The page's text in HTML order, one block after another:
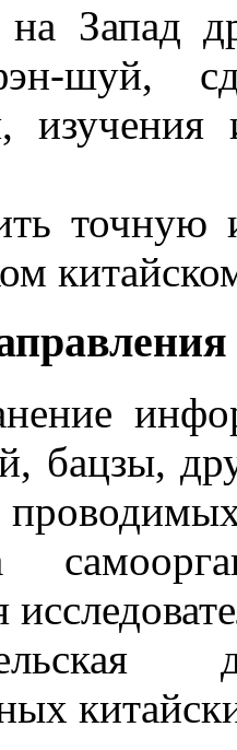
на Запад
шуй,
бацзы,